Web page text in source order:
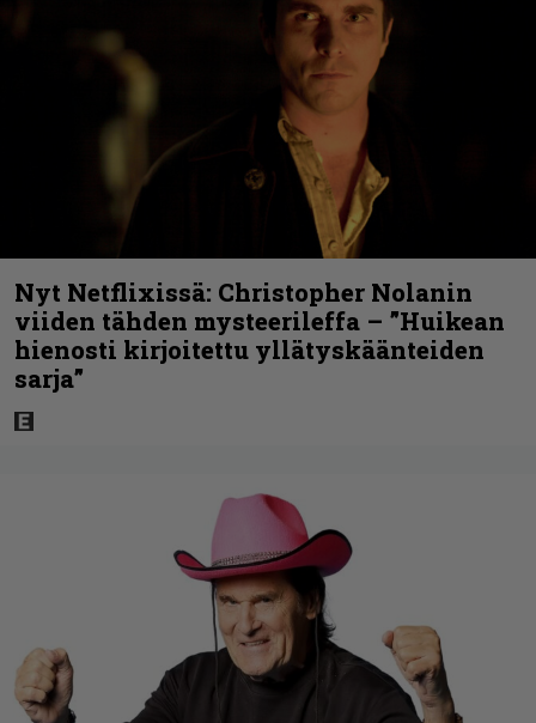
Nyt Netflixissä: Christopher Nolanin
viiden tähden mysteerileffa – ”Huikean
hienosti kirjoitettu yllätyskäänteiden
sarja”